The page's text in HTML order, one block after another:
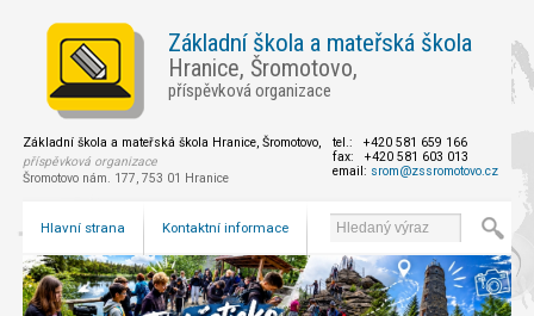
Základní škola a mateřská škola
Hranice, Šromotovo,
příspěvková organizace
Základní škola a mateřská škola Hranice, Šromotovo,
příspěvková organizace
Šromotovo nám. 177, 753 01 Hranice
tel.: +420 581 659 166
fax: +420 581 603 013
email: srom@zssromotovo.cz
Hlavní strana Kontaktní informace